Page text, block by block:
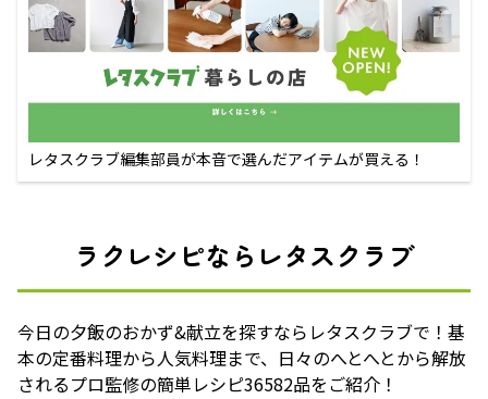
レタスクラブ編集部員が本音で選んだアイテムが買える！
ラクレシピならレタスクラブ
今日の夕飯のおかず&献立を探すならレタスクラブで！基
本の定番料理から人気料理まで、日々のへとへとから解放
されるプロ監修の簡単レシピ36582品をご紹介！